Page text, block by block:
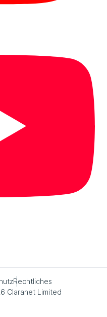
Rechtliches
Claranet Limited